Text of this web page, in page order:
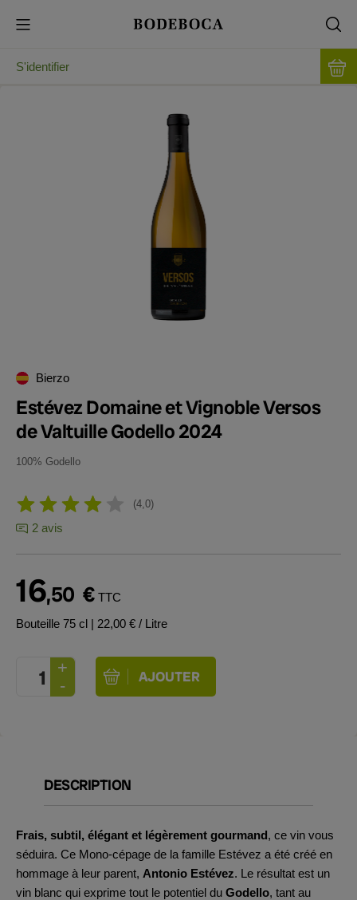
S'identifier
Bierzo
Estévez Domaine et Vignoble Versos
de Valtuille Godello 2024
100% Godello
4,0
2 avis
16,50 € TTC
Bouteille 75 cl | 22,00 € / Litre
DESCRIPTION
Frais, subtil, élégant et légèrement gourmand, ce vin vous
séduira. Ce Mono-cépage de la famille Estévez a été créé en
hommage à leur parent, Antonio Estévez. Le résultat est un
vin blanc qui exprime tout le potentiel du Godello, tant au